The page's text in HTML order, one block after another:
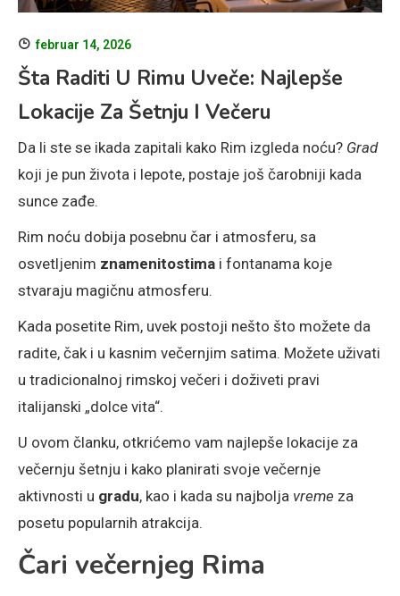
februar 14, 2026
Šta Raditi U Rimu Uveče: Najlepše
Lokacije Za Šetnju I Večeru
Da li ste se ikada zapitali kako Rim izgleda noću? Grad
koji je pun života i lepote, postaje još čarobniji kada
sunce zađe.
Rim noću dobija posebnu čar i atmosferu, sa
osvetljenim znamenitostima i fontanama koje
stvaraju magičnu atmosferu.
Kada posetite Rim, uvek postoji nešto što možete da
radite, čak i u kasnim večernjim satima. Možete uživati
u tradicionalnoj rimskoj večeri i doživeti pravi
italijanski „dolce vita“.
U ovom članku, otkrićemo vam najlepše lokacije za
večernju šetnju i kako planirati svoje večernje
aktivnosti u gradu, kao i kada su najbolja vreme za
posetu popularnih atrakcija.
Čari večernjeg Rima